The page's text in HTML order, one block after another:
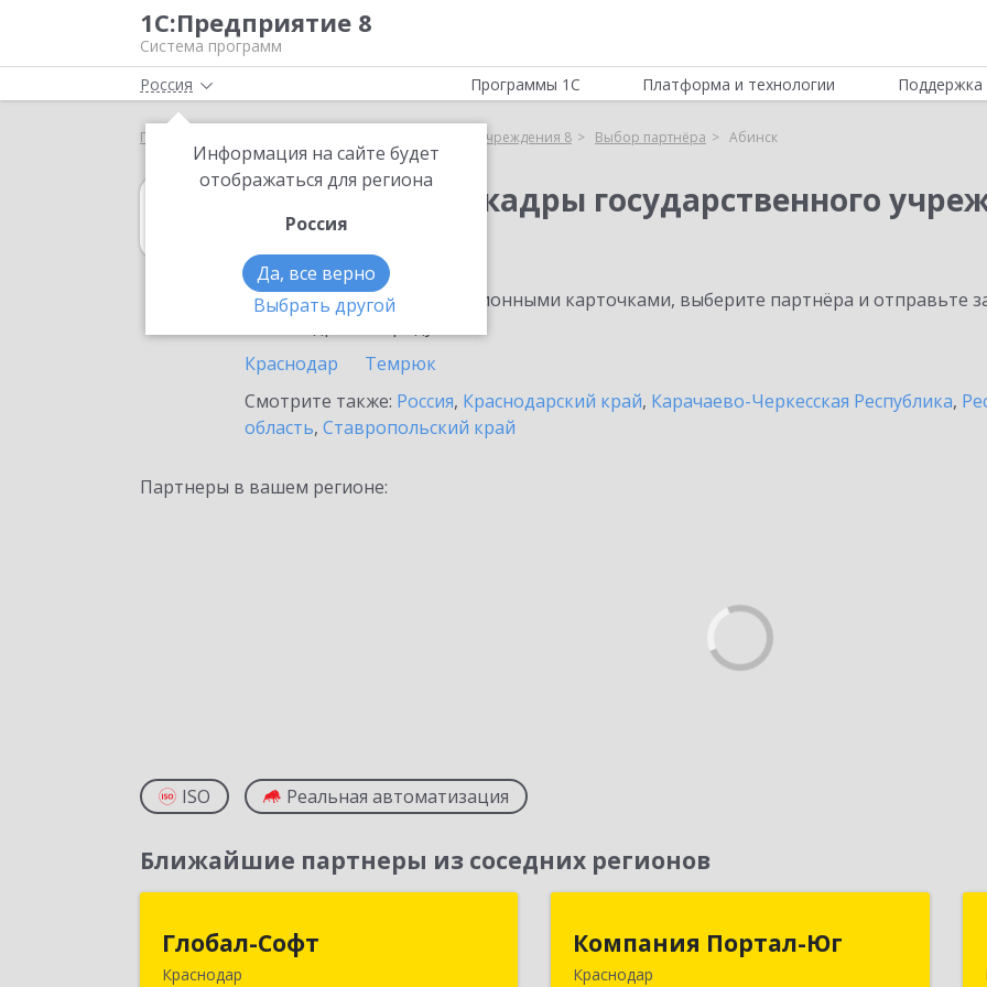
1С:Предприятие 8
Система программ
Россия
Информация на сайте будет
отображаться для региона
Россия
Да, все верно
Выбрать другой
Программы 1С Платформа и технологии Поддержка
Главная 1С:Зарплата и кадры государственного учреждения 8 Выбор партнёра Абинск
1С:Зарплата и кадры государственного
в Абинске
Ознакомьтесь с информационными карточками, выберите партнёра и отправьте
Краснодар
Темрюк
Смотрите также: Россия, Краснодарский край, Карачаево-Черкесская Республика,
область, Ставропольский край
Партнеры в вашем регионе:
ISO Реальная автоматизация
Ближайшие партнеры из соседних регионов
Глобал-Софт
Краснодар
Компания Портал-Юг
Краснодар